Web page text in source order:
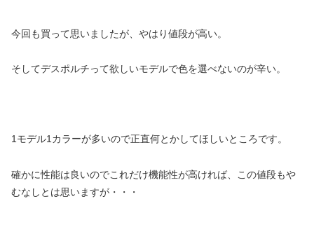
今回も買って思いましたが、やはり値段が高い。
そしてデスポルチって欲しいモデルで色を選べないのが辛い。
1モデル1カラーが多いので正直何とかしてほしいところです。
確かに性能は良いのでこれだけ機能性が高ければ、この値段もや
むなしとは思いますが・・・